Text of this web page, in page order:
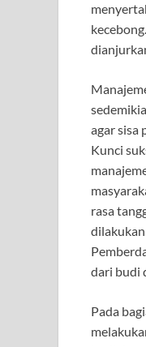
agar sisa
Kunci
rasa
dari budi
Pada